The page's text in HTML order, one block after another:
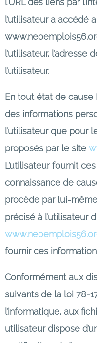
l’URL des liens par
l’utilisateur a accédé
l’utilisateur, l’adresse
l’utilisateur.
En tout état de cause
des informations
l’utilisateur que pour
proposés par le site
L’utilisateur fournit
connaissance de
procède par lui-
précisé à l’utilisateur
fournir ces
Conformément aux
suivants de la loi 78-
l’informatique, aux
utilisateur dispose